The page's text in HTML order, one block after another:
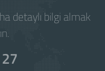
detaylı bilgi almak